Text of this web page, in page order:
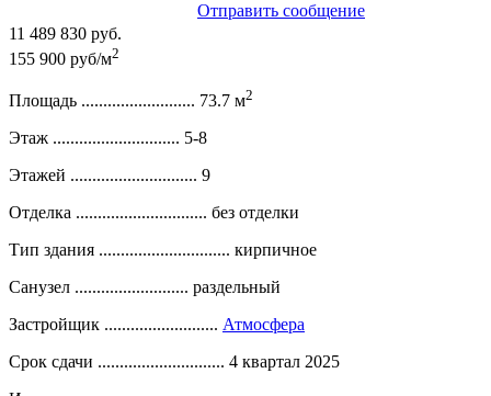
Отправить сообщение
11 489 830 руб.
155 900 руб/м2
Площадь .......................... 73.7 м2
Этаж ............................. 5-8
Этажей ............................. 9
Отделка .............................. без отделки
Тип здания .............................. кирпичное
Санузел .......................... раздельный
Застройщик .......................... Атмосфера
Срок сдачи ............................. 4 квартал 2025